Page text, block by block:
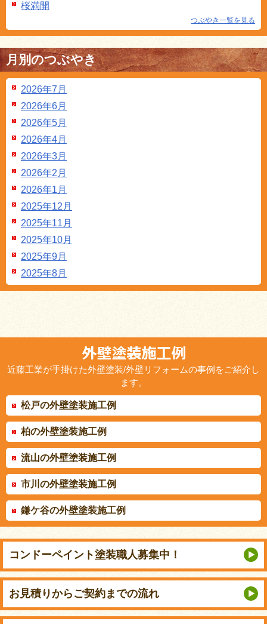
桜満開
つぶやき一覧を見る
月別のつぶやき
2026年7月
2026年6月
2026年5月
2026年4月
2026年3月
2026年2月
2026年1月
2025年12月
2025年11月
2025年10月
2025年9月
2025年8月
近藤工業が手掛けた外壁塗装/外壁リフォームの事例をご紹介し
ます。
松戸の外壁塗装施工例
柏の外壁塗装施工例
流山の外壁塗装施工例
市川の外壁塗装施工例
鎌ケ谷の外壁塗装施工例
コンドーペイント塗装職人募集中！
お見積りから ご契約までの流れ